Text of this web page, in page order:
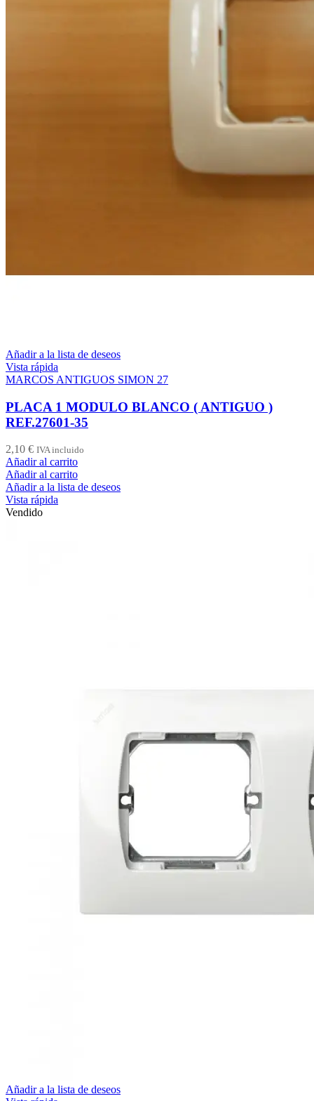
Añadir a la lista de deseos
Vista rápida
MARCOS ANTIGUOS SIMON 27
PLACA 1 MODULO BLANCO ( ANTIGUO )
REF.27601-35
2,10 € IVA incluido
Añadir al carrito
Añadir al carrito
Añadir a la lista de deseos
Vista rápida
Vendido
Añadir a la lista de deseos